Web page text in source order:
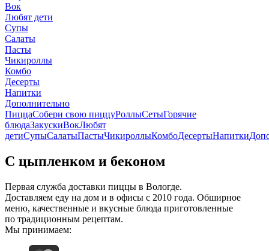
Вок
Любят дети
Супы
Салаты
Пасты
Чикироллы
Комбо
Десерты
Напитки
Дополнительно
ПиццаСобери свою пиццуРоллыСетыГорячие
блюдаЗакускиВокЛюбят
детиСупыСалатыПастыЧикироллыКомбоДесертыНапитки
С цыпленком и беконом
Первая служба доставки пиццы в Вологде.
Доставляем еду на дом и в офисы с 2010 года. Обширное
меню, качественные и вкусные блюда приготовленные
по традиционным рецептам.
Мы принимаем: